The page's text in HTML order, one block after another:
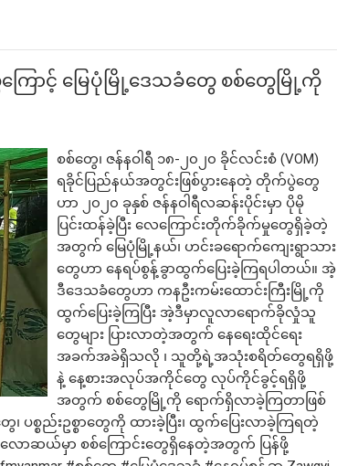
ောင့် မြေပုံမြို့ဒေသခံတွေ စစ်တွေမြို့ကို
စစ်တွေ၊ ဇန်နဝါရီ ၁၈-၂၀၂၀ ခိုင်လင်းစံ (VOM)
ရခိုင်ပြည်နယ်အတွင်းဖြစ်ပွားနေတဲ့ တိုက်ပွဲတွေ
ဟာ ၂၀၂၀ ခုနှစ် ဇန်နဝါရီလဆန်းပိုင်းမှာ ပိုမို
ပြင်းထန်ခဲ့ပြီး လေကြောင်းတိုက်ခိုက်မှုတွေရှိခဲ့တဲ့
အတွက် မြေပုံမြို့နယ်၊ ဟင်းခရောက်ကျေးရွာသား
တွေဟာ နေရပ်စွန့်ခွာထွက်ပြေးခဲ့ကြရပါတယ်။ အဲ့
ဒီဒေသခံတွေဟာ ကနဦးကမ်းထောင်းကြီးမြို့ကို
ထွက်ပြေးခဲ့ကြပြီး အဲ့ဒီမှာလူလာရောက်ခိုလှုံသူ
တွေများ ပြားလာတဲ့အတွက် နေရေးထိုင်ရေး
အခက်အခဲရှိသလို ၊ သူတို့ရဲ့အသုံးစရိတ်တွေရရှိဖို့
နဲ့ နေ့စားအလုပ်အကိုင်တွေ လုပ်ကိုင်ခွင့်ရရှိဖို့
အတွက် စစ်တွေမြို့ကို ရောက်ရှိလာခဲ့ကြတာဖြစ်
စည်းဥစ္စာတွေကို ထားခဲ့ပြီး၊ ထွက်ပြေးလာခဲ့ကြရတဲ့
ာဆယ်မှာ စစ်ကြောင်းတွေရှိနေတဲ့အတွက် ပြန်ဖို့